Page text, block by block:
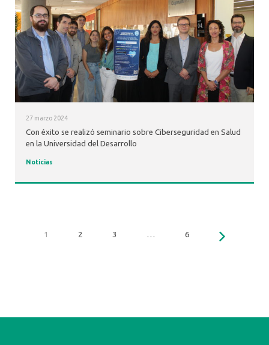
27 marzo 2024
Con éxito se realizó seminario sobre Ciberseguridad en Salud
en la Universidad del Desarrollo
Noticias
1 2 3 6